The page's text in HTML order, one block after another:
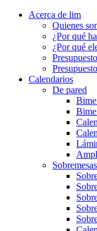
Acerca de lim
Quienes
¿Por qué
¿Por qué
Calendarios
De pared
Sobremesas